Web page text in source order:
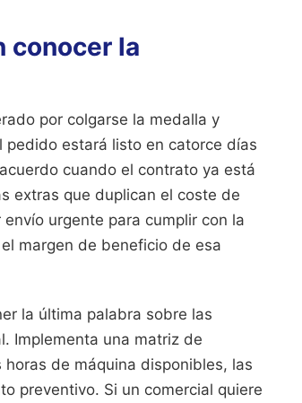
conocer la
por colgarse la medalla y
estará listo en catorce días
cuando el contrato ya está
extras que duplican el coste de
urgente para cumplir con la
margen de beneficio de esa
la última palabra sobre las
Implementa una matriz de
de máquina disponibles, las
preventivo. Si un comercial quiere